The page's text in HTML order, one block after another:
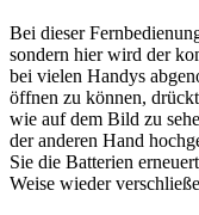
Bei dieser
sondern hier wird der
bei vielen Handys
öffnen zu können,
wie auf dem Bild zu
der anderen Hand
Sie die Batterien
Weise wieder